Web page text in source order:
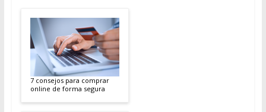
7 consejos para comprar
online de forma segura